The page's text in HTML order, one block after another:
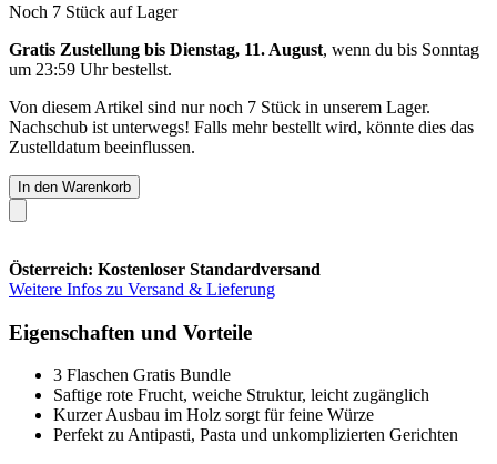
Noch 7 Stück auf Lager
Gratis Zustellung bis Dienstag, 11. August, wenn du bis Sonntag
um 23:59 Uhrbestellst.
Von diesem Artikel sind nur noch 7 Stück in unserem Lager.
Nachschub ist unterwegs! Falls mehr bestellt wird, könnte dies das
Zustelldatum beeinflussen.
In den Warenkorb
Österreich: Kostenloser Standardversand
Weitere Infos zu Versand & Lieferung
Eigenschaften und Vorteile
3 Flaschen Gratis Bundle
Saftige rote Frucht, weiche Struktur, leicht zugänglich
Kurzer Ausbau im Holz sorgt für feine Würze
Perfekt zu Antipasti, Pasta und unkomplizierten Gerichten